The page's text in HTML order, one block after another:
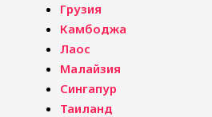
Грузия
Камбоджа
Лаос
Малайзия
Сингапур
Таиланд